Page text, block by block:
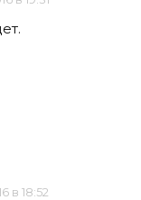
в 18:52